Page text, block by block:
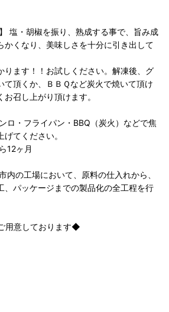
塩・胡椒を振り、熟成する事で、旨み成
かくなり、美味しさを十分に引き出して
ります！！お試しください。解凍後、グ
て頂くか、ＢＢＱなど炭火で焼いて頂け
召し上がり頂けます。
ロ・フライパン・BBQ（炭火）などで焦
てください。
12ヶ月
内の工場において、原料の仕入れから、
、パッケージまでの製品化の全工程を行
用意しております◆